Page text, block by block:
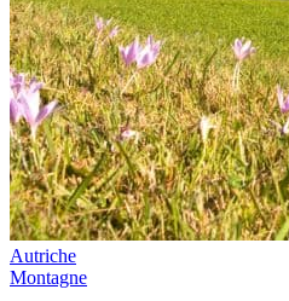
Autriche
Montagne